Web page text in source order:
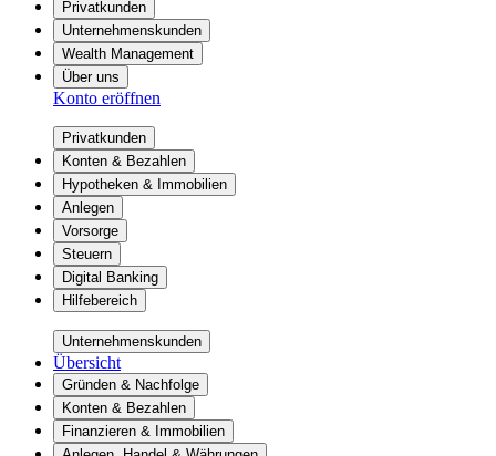
Privatkunden
Unternehmenskunden
Wealth Management
Über uns
Konto eröffnen
Privatkunden
Konten & Bezahlen
Hypotheken & Immobilien
Anlegen
Vorsorge
Steuern
Digital Banking
Hilfebereich
Unternehmenskunden
Übersicht
Gründen & Nachfolge
Konten & Bezahlen
Finanzieren & Immobilien